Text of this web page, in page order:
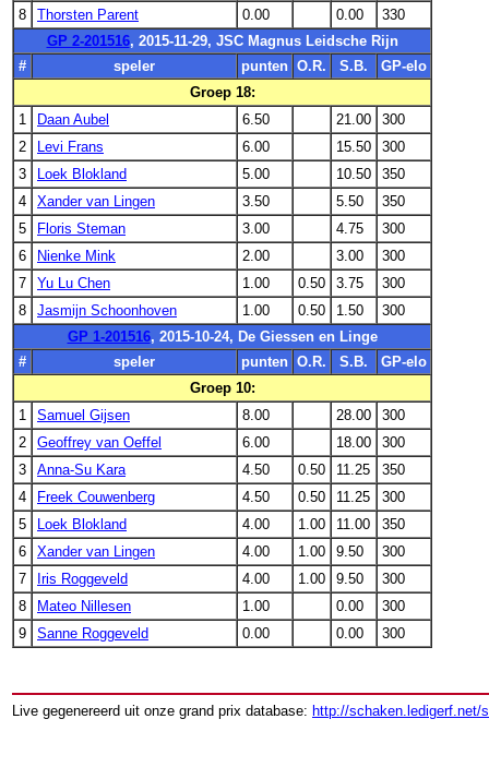
8
Thorsten Parent 0.00 0.00
330
GP 2-201516, 2015-11-29, JSC Magnus Leidsche Rijn
#
speler punten O.R. S.B.
GP-elo
Groep 18:
1
Daan Aubel 6.50 21.00
300
2
Levi Frans 6.00 15.50
300
3
Loek Blokland 5.00 10.50
350
4
Xander van Lingen 3.50 5.50
350
5
Floris Steman 3.00 4.75
300
6
Nienke Mink 2.00 3.00
300
7
Yu Lu Chen 1.00 0.50 3.75
300
8
Jasmijn Schoonhoven 1.00 0.50 1.50
300
GP 1-201516, 2015-10-24, De Giessen en Linge
#
speler punten O.R. S.B.
GP-elo
Groep 10:
1
Samuel Gijsen 8.00 28.00
300
2
Geoffrey van Oeffel 6.00 18.00
300
3
Anna-Su Kara 4.50 0.50 11.25
350
4
Freek Couwenberg 4.50 0.50 11.25
300
5
Loek Blokland 4.00 1.00 11.00
350
6
Xander van Lingen 4.00 1.00 9.50
300
7
Iris Roggeveld 4.00 1.00 9.50
300
8
Mateo Nillesen 1.00 0.00
300
9
Sanne Roggeveld 0.00 0.00 300
Live gegenereerd uit onze grand prix database: http://schaken.ledigerf.net/